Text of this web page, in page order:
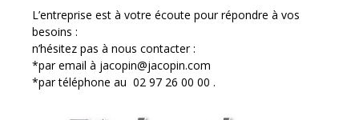
L’entreprise est à votre écoute pour répondre à vos
besoins :
n’hésitez pas à nous contacter :
*par email à jacopin@jacopin.com
*par téléphone au 02 97 26 00 00 .